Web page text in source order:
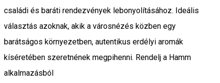
családi és baráti rendezvények lebonyolításához. Ideális
választás azoknak, akik a városnézés közben egy
barátságos környezetben, autentikus erdélyi aromák
kíséretében szeretnének megpihenni. Rendelj a Hamm
alkalmazásból